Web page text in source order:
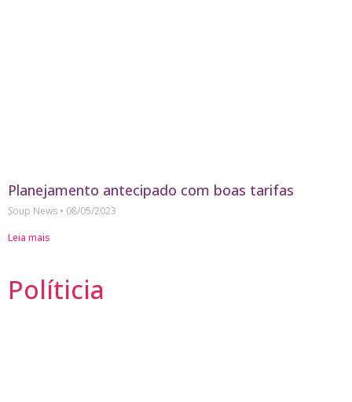
Planejamento antecipado com boas tarifas
Soup News
08/05/2023
Leia mais
Políticia